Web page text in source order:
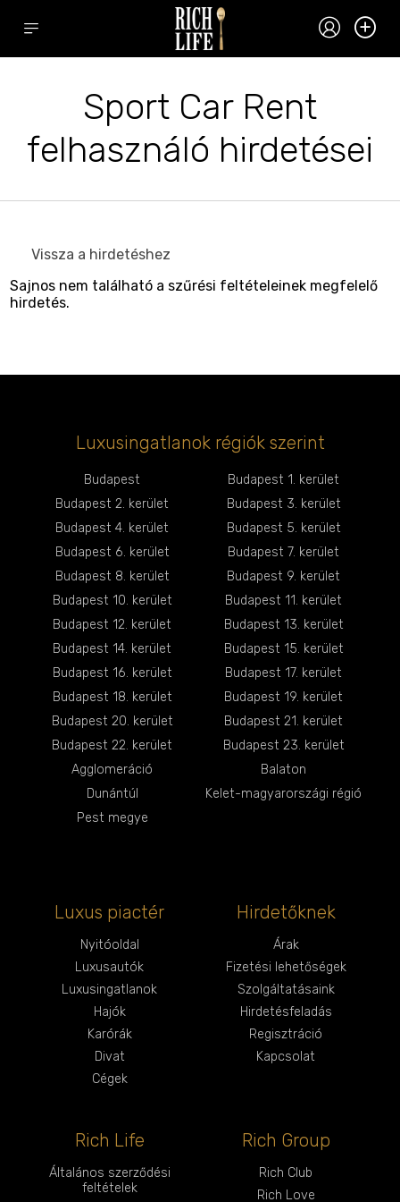
Sport Car Rent
felhasználó hirdetései
Vissza a hirdetéshez
Sajnos nem található a szűrési feltételeinek megfelelő
hirdetés.
Luxusingatlanok régiók szerint
Budapest
Budapest 1. kerület
Budapest 2. kerület
Budapest 3. kerület
Budapest 4. kerület
Budapest 5. kerület
Budapest 6. kerület
Budapest 7. kerület
Budapest 8. kerület
Budapest 9. kerület
Budapest 10. kerület
Budapest 11. kerület
Budapest 12. kerület
Budapest 13. kerület
Budapest 14. kerület
Budapest 15. kerület
Budapest 16. kerület
Budapest 17. kerület
Budapest 18. kerület
Budapest 19. kerület
Budapest 20. kerület
Budapest 21. kerület
Budapest 22. kerület
Budapest 23. kerület
Agglomeráció
Balaton
Dunántúl
Kelet-magyarországi régió
Pest megye
Luxus piactér
Nyitóoldal
Luxusautók
Luxusingatlanok
Hajók
Karórák
Divat
Cégek
Hirdetőknek
Árak
Fizetési lehetőségek
Szolgáltatásaink
Hirdetésfeladás
Regisztráció
Kapcsolat
Rich Life
Általános szerződési
feltételek
Rich Group
Rich Club
Rich Love